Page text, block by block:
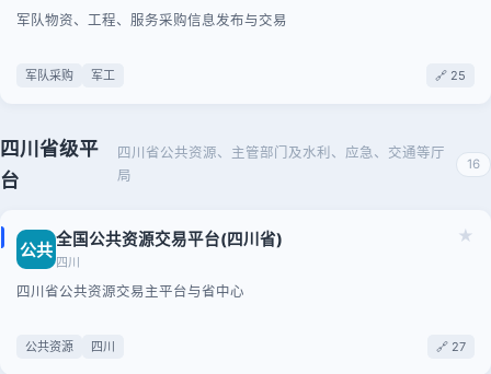
军队物资、工程、服务采购信息发布与交易
军队采购 军工 🔗 25
四川省级平
台
四川省公共资源、主管部门及水利、应急、交通等厅
局
16
★
公共全国公共资源交易平台(四川省)
四川
四川省公共资源交易主平台与省中心
公共资源 四川 🔗 27